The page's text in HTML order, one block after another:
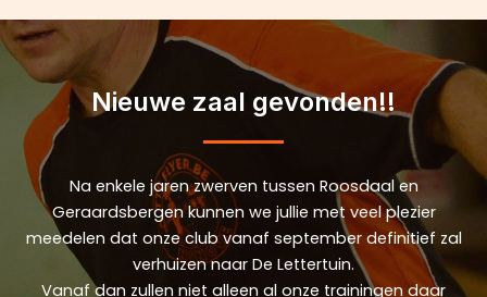
Nieuwe zaal gevonden!!
Na enkele jaren zwerven tussen Roosdaal en
Geraardsbergen kunnen we jullie met veel plezier
meedelen dat onze club vanaf september definitief zal
verhuizen naar De Lettertuin.
Vanaf dan zullen niet alleen al onze trainingen daar